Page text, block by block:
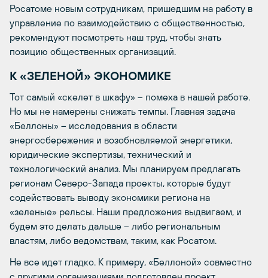
Росатоме новым сотрудникам, пришедшим на работу в
управление по взаимодействию с общественностью,
рекомендуют посмотреть наш труд, чтобы знать
позицию общественных организаций.
К «ЗЕЛЕНОЙ» ЭКОНОМИКЕ
Тот самый «скелет в шкафу» – помеха в нашей работе.
Но мы не намерены снижать темпы. Главная задача
«Беллоны» – исследования в области
энергосбережения и возобновляемой энергетики,
юридические экспертизы, технический и
технологический анализ. Мы планируем предлагать
регионам Северо-Запада проекты, которые будут
содействовать выводу экономики региона на
«зеленые» рельсы. Наши предложения выдвигаем, и
будем это делать дальше – либо региональным
властям, либо ведомствам, таким, как Росатом.
Не все идет гладко. К примеру, «Беллоной» совместно